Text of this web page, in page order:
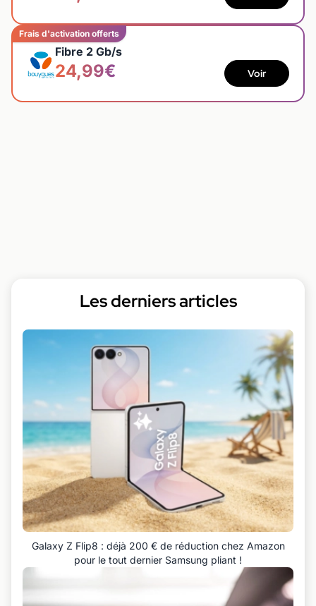
Frais d'activation offerts
Fibre 2 Gb/s
24,99€ Voir
Les derniers articles
Galaxy Z Flip8 : déjà 200 € de réduction chez Amazon
pour le tout dernier Samsung pliant !